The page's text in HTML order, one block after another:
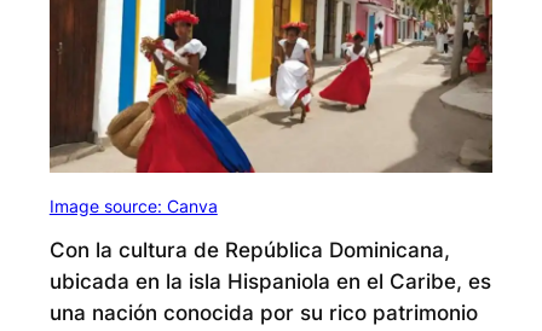
Image source: Canva
Con la cultura de República Dominicana,
ubicada en la isla Hispaniola en el Caribe, es
una nación conocida por su rico patrimonio